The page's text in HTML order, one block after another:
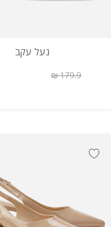
נעל עקב
179.9 ₪